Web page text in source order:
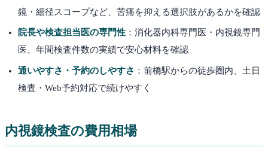
鏡・細径スコープなど、苦痛を抑える選択肢があるかを確認
院長や検査担当医の専門性 ：消化器内科専門医・内視鏡専門
医、年間検査件数の実績で安心材料を確認
通いやすさ・予約のしやすさ ：前橋駅からの徒歩圏内、土日
検査・Web予約対応で続けやすく
内視鏡検査の費用相場